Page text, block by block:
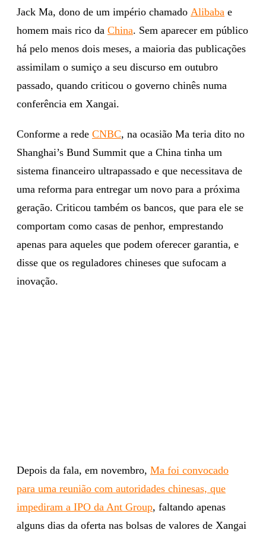
Jack Ma, dono de um império chamado Alibaba e
homem mais rico da China. Sem aparecer em público
há pelo menos dois meses, a maioria das publicações
assimilam o sumiço a seu discurso em outubro
passado, quando criticou o governo chinês numa
conferência em Xangai.
Conforme a rede CNBC, na ocasião Ma teria dito no
Shanghai’s Bund Summit que a China tinha um
sistema financeiro ultrapassado e que necessitava de
uma reforma para entregar um novo para a próxima
geração. Criticou também os bancos, que para ele se
comportam como casas de penhor, emprestando
apenas para aqueles que podem oferecer garantia, e
disse que os reguladores chineses que sufocam a
inovação.
Depois da fala, em novembro, Ma foi convocado
para uma reunião com autoridades chinesas, que
impediram a IPO da Ant Group, faltando apenas
alguns dias da oferta nas bolsas de valores de Xangai